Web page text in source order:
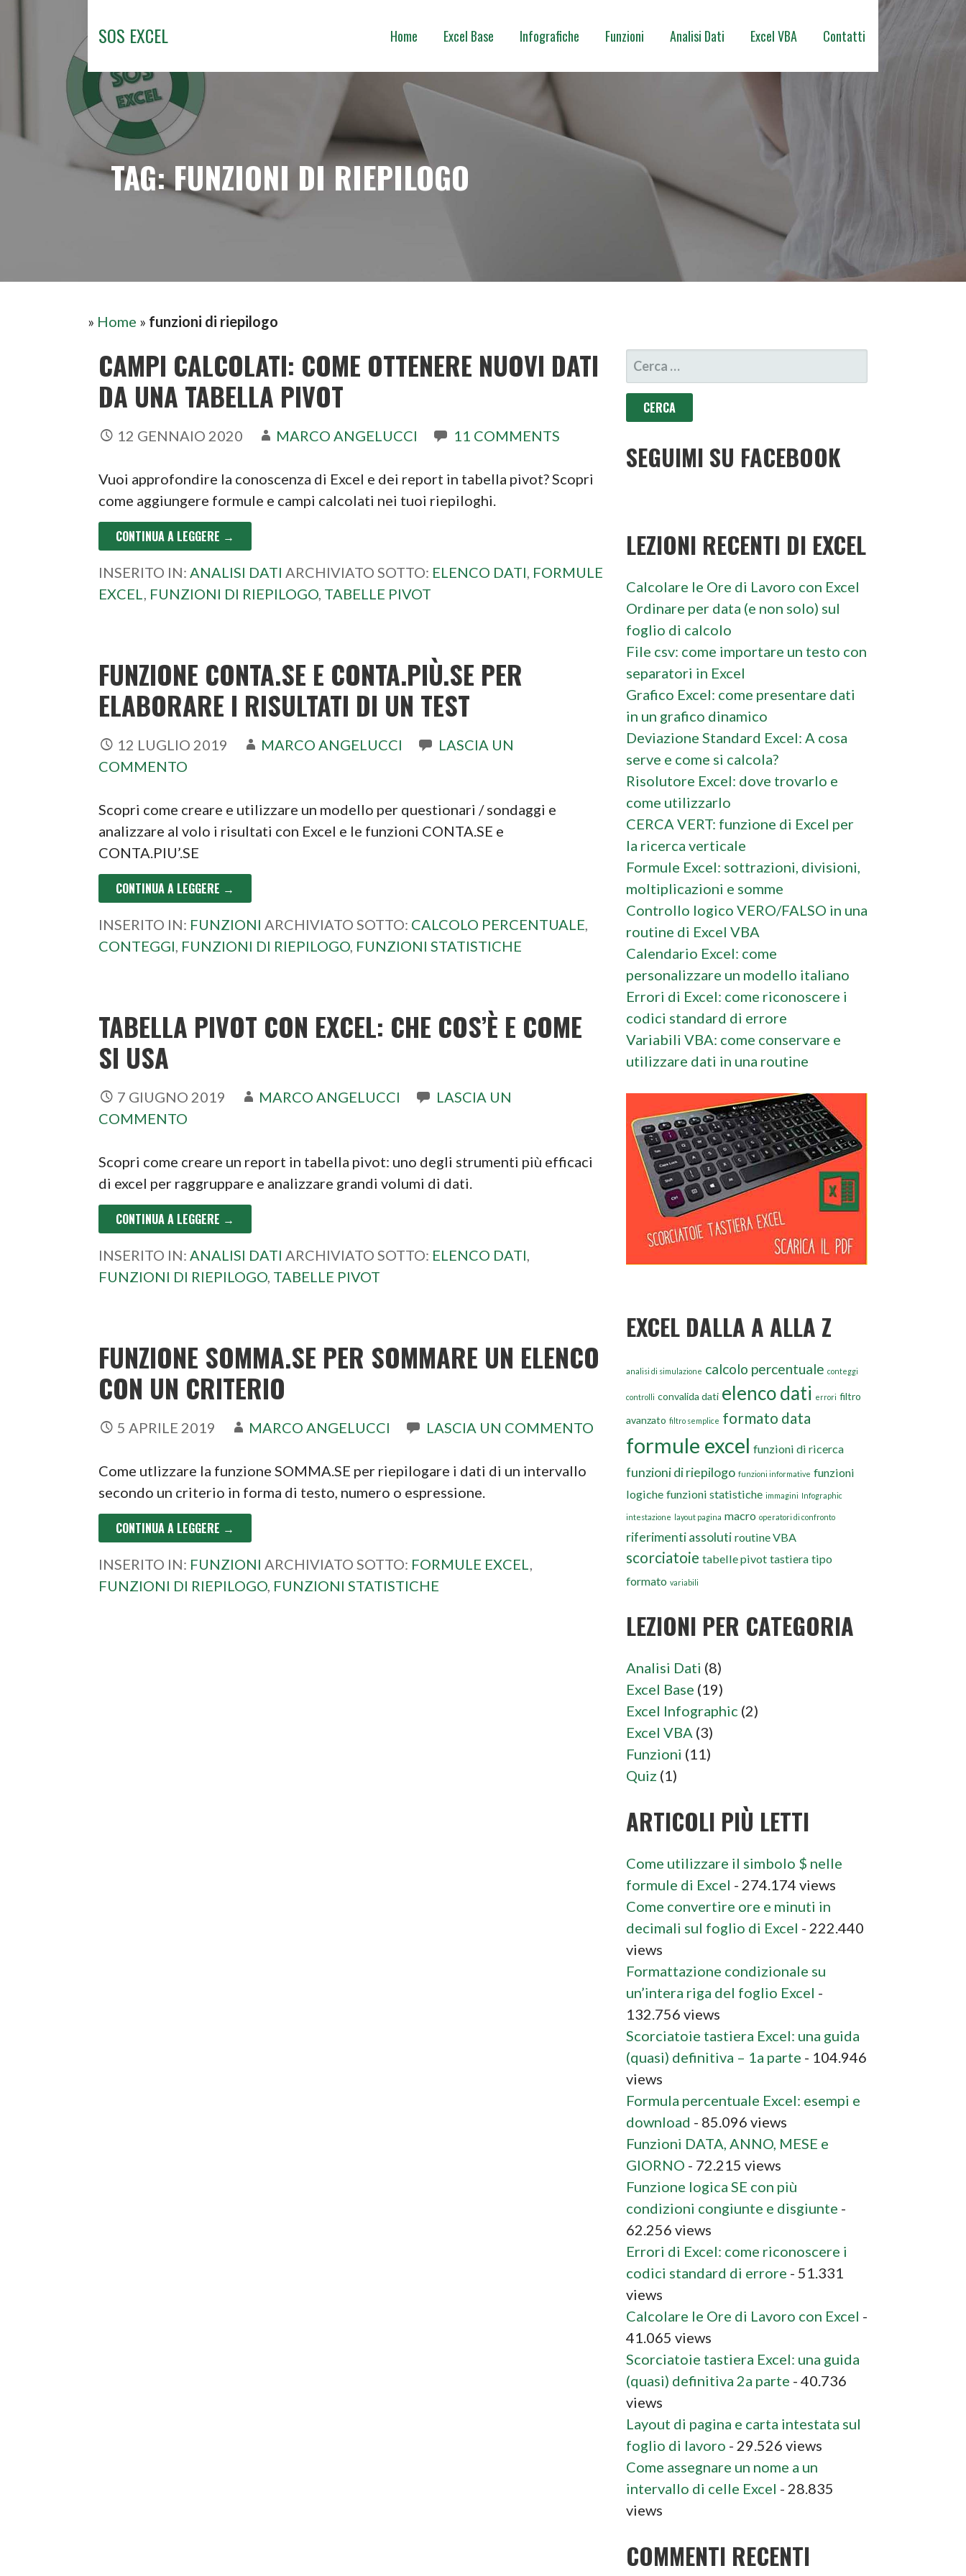
SOS EXCEL Home Excel Base Infografiche Funzioni Analisi Dati Excel VBA Contatti
TAG: FUNZIONI DI RIEPILOGO
» Home » funzioni di riepilogo
CAMPI CALCOLATI: COME OTTENERE NUOVI DATI
DA UNA TABELLA PIVOT
12 GENNAIO 2020 MARCO ANGELUCCI 11 COMMENTS
Vuoi approfondire la conoscenza di Excel e dei report in tabella pivot? Scopri
come aggiungere formule e campi calcolati nei tuoi riepiloghi.
CONTINUA A LEGGERE →
INSERITO IN:ANALISI DATI ARCHIVIATO SOTTO: ELENCO DATI, FORMULE
EXCEL, FUNZIONI DI RIEPILOGO, TABELLE PIVOT
FUNZIONE CONTA.SE E CONTA.PIÙ.SE PER
ELABORARE I RISULTATI DI UN TEST
12 LUGLIO 2019 MARCO ANGELUCCI
LASCIA UN
COMMENTO
Scopri come creare e utilizzare un modello per questionari / sondaggi e
analizzare al volo i risultati con Excel e le funzioni CONTA.SE e
CONTA.PIU’.SE
CONTINUA A LEGGERE →
INSERITO IN: FUNZIONI ARCHIVIATO SOTTO: CALCOLO PERCENTUALE,
CONTEGGI, FUNZIONI DI RIEPILOGO, FUNZIONI STATISTICHE
TABELLA PIVOT CON EXCEL: CHE COS’È E COME
SI USA
7 GIUGNO 2019 MARCO ANGELUCCI
LASCIA UN
COMMENTO
Scopri come creare un report in tabella pivot: uno degli strumenti più efficaci
di excel per raggruppare e analizzare grandi volumi di dati.
CONTINUA A LEGGERE →
INSERITO IN:ANALISI DATI ARCHIVIATO SOTTO: ELENCO DATI,
FUNZIONI DI RIEPILOGO, TABELLE PIVOT
FUNZIONE SOMMA.SE PER SOMMARE UN ELENCO
CON UN CRITERIO
5 APRILE 2019 MARCO ANGELUCCI LASCIA UN COMMENTO
Come utlizzare la funzione SOMMA.SE per riepilogare i dati di un intervallo
secondo un criterio in forma di testo, numero o espressione.
CONTINUA A LEGGERE →
INSERITO IN: FUNZIONI ARCHIVIATO SOTTO: FORMULE EXCEL,
FUNZIONI DI RIEPILOGO, FUNZIONI STATISTICHE
RICERCA
PER:
SEGUIMI SU FACEBOOK
LEZIONI RECENTI DI EXCEL
Calcolare le Ore di Lavoro con Excel
Ordinare per data (e non solo) sul
foglio di calcolo
File csv: come importare un testo con
separatori in Excel
Grafico Excel: come presentare dati
in un grafico dinamico
Deviazione Standard Excel: A cosa
serve e come si calcola?
Risolutore Excel: dove trovarlo e
come utilizzarlo
CERCA VERT: funzione di Excel per
la ricerca verticale
Formule Excel: sottrazioni, divisioni,
moltiplicazioni e somme
Controllo logico VERO/FALSO in una
routine di Excel VBA
Calendario Excel: come
personalizzare un modello italiano
Errori di Excel: come riconoscere i
codici standard di errore
Variabili VBA: come conservare e
utilizzare dati in una routine
EXCEL DALLA A ALLA Z
analisi di simulazione calcolo percentuale conteggi
controlli convalida dati elenco dati errori filtro
avanzato filtro semplice formato data
formule excel funzioni di ricerca
funzioni di riepilogo funzioni informative funzioni
logiche funzioni statistiche immagini Infographic
intestazione layout pagina macro operatori di confronto
riferimenti assoluti routine VBA
scorciatoie tabelle pivot tastiera tipo
formato variabili
LEZIONI PER CATEGORIA
Analisi Dati (8)
Excel Base (19)
Excel Infographic (2)
Excel VBA (3)
Funzioni (11)
Quiz (1)
ARTICOLI PIÙ LETTI
Come utilizzare il simbolo $ nelle
formule di Excel - 274.174 views
Come convertire ore e minuti in
decimali sul foglio di Excel - 222.440
views
Formattazione condizionale su
un’intera riga del foglio Excel -
132.756 views
Scorciatoie tastiera Excel: una guida
(quasi) definitiva – 1a parte - 104.946
views
Formula percentuale Excel: esempi e
download - 85.096 views
Funzioni DATA, ANNO, MESE e
GIORNO - 72.215 views
Funzione logica SE con più
condizioni congiunte e disgiunte -
62.256 views
Errori di Excel: come riconoscere i
codici standard di errore - 51.331
views
Calcolare le Ore di Lavoro con Excel -
41.065 views
Scorciatoie tastiera Excel: una guida
(quasi) definitiva 2a parte - 40.736
views
Layout di pagina e carta intestata sul
foglio di lavoro - 29.526 views
Come assegnare un nome a un
intervallo di celle Excel - 28.835
views
COMMENTI RECENTI